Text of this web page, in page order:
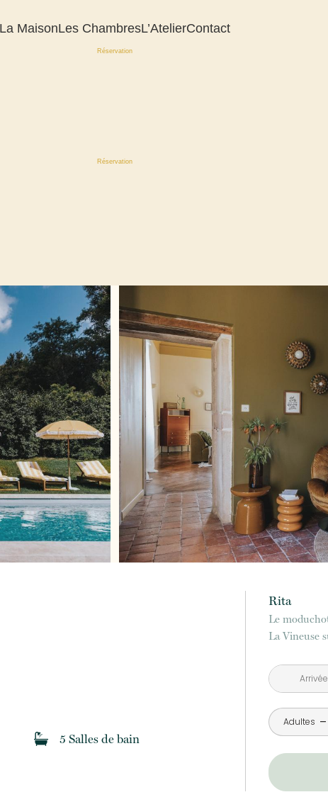
La MaisonLes ChambresL’AtelierContact
Réservation
Réservation